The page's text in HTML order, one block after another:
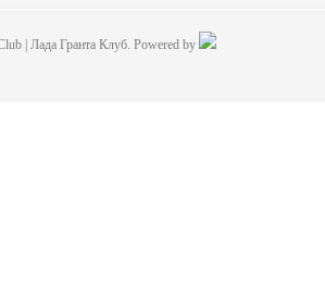
| Лада Гранта Клуб. Powered by